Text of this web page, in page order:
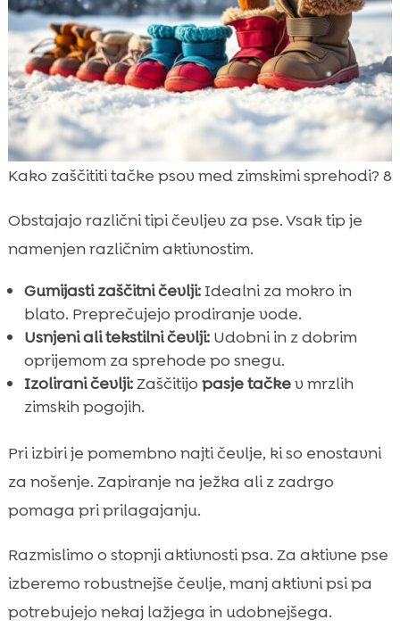
Kako zaščititi tačke psov med zimskimi sprehodi? 8
Obstajajo različni tipi čevljev za pse. Vsak tip je
namenjen različnim aktivnostim.
Gumijasti zaščitni čevlji:Idealni za mokro in
blato. Preprečujejo prodiranje vode.
Usnjeni ali tekstilni čevlji:Udobni in z dobrim
oprijemom za sprehode po snegu.
Izolirani čevlji:Zaščitijo pasje tačkev mrzlih
zimskih pogojih.
Pri izbiri je pomembno najti čevlje, ki so enostavni
za nošenje. Zapiranje na ježka ali z zadrgo
pomaga pri prilagajanju.
Razmislimo o stopnji aktivnosti psa. Za aktivne pse
izberemo robustnejše čevlje, manj aktivni psi pa
potrebujejo nekaj lažjega in udobnejšega.